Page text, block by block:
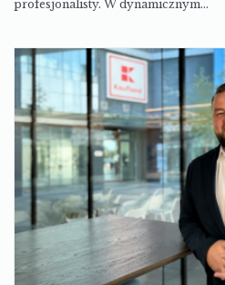
profesjonalisty. W dynamicznym…